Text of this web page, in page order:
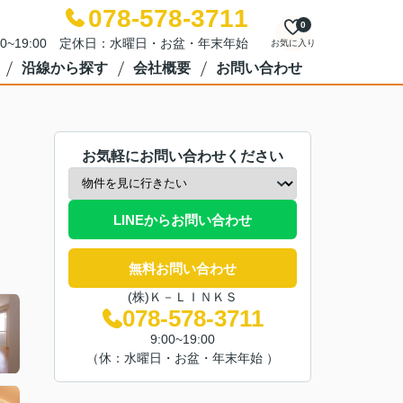
078-578-3711
定休日：水曜日・お盆・年末年始 お気に入り
0
沿線から探す 会社概要 お問い合わせ
お気軽にお問い合わせください
LINEからお問い合わせ
無料お問い合わせ
(株)Ｋ－ＬＩＮＫＳ
078-578-3711
9:00~19:00
（休：水曜日・お盆・年末年始 ）